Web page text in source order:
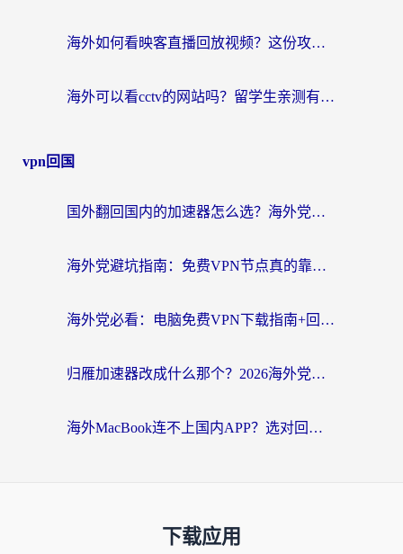
海外如何看映客直播回放视频？这份攻略帮你搞定（附腾讯优酷观看技巧）
海外可以看cctv的网站吗？留学生亲测有效的回国追剧方案
vpn回国
国外翻回国内的加速器怎么选？海外党亲测实用指南，告别地域限制
海外党避坑指南：免费VPN节点真的靠谱吗？教你选对回国加速器无缝访问国内资源
海外党必看：电脑免费VPN下载指南+回国加速器选择全攻略，告别地区限制
归雁加速器改成什么那个？2026海外党回国加速全攻略：告别地区限制，轻松刷剧玩游戏
海外MacBook连不上国内APP？选对回国VPN，告别地区限制的烦恼
下载应用